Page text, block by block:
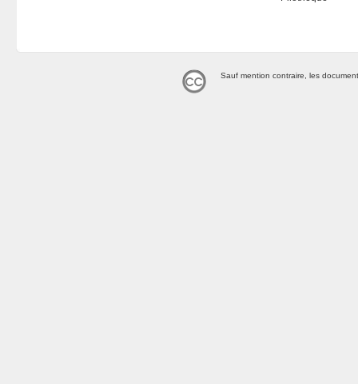
Sauf mention contraire, les